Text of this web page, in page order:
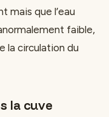
mais que l’eau
faible,
la circulation du
la cuve